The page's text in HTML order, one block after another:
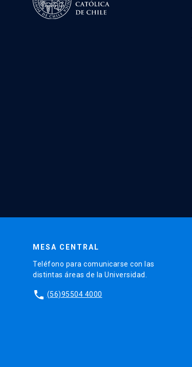
MESA CENTRAL
Teléfono para comunicarse con las
distintas áreas de la Universidad.
phone (56)95504 4000